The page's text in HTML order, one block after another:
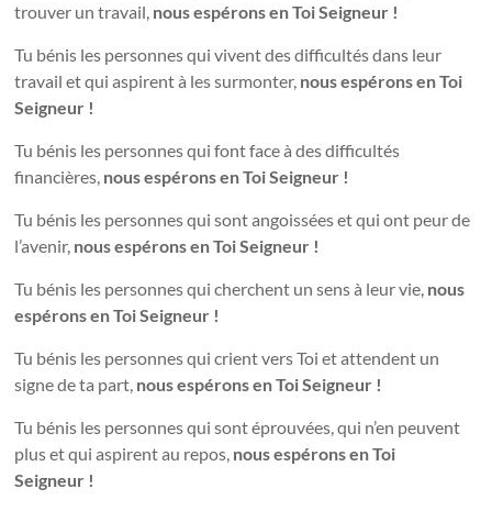
trouver un travail, nous espérons en Toi Seigneur !
Tu bénis les personnes qui vivent des difficultés dans leur
travail et qui aspirent à les surmonter, nous espérons en Toi
Seigneur !
Tu bénis les personnes qui font face à des difficultés
financières, nous espérons en Toi Seigneur !
Tu bénis les personnes qui sont angoissées et qui ont peur de
l’avenir, nous espérons en Toi Seigneur !
Tu bénis les personnes qui cherchent un sens à leur vie, nous
espérons en Toi Seigneur !
Tu bénis les personnes qui crient vers Toi et attendent un
signe de ta part, nous espérons en Toi Seigneur !
Tu bénis les personnes qui sont éprouvées, qui n’en peuvent
plus et qui aspirent au repos, nous espérons en Toi
Seigneur !